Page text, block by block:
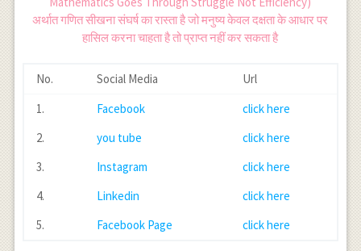
अर्थात गणित सीखना संघर्ष का रास्ता है जो मनुष्य केवल दक्षता के आधार पर
हासिल करना चाहता है तो प्राप्त नहीं कर सकता है
No. Social Media
Url
1.
Facebook
click here
2.
you tube
click here
3.
Instagram
click here
4.
Linkedin
click here
5.
Facebook Page click here